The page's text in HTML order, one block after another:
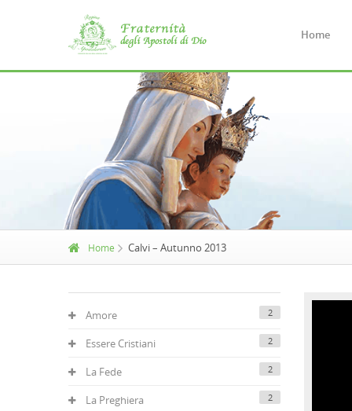
Home
Home Calvi – Autunno 2013
Amore 2
Essere Cristiani 2
La Fede 2
La Preghiera 2